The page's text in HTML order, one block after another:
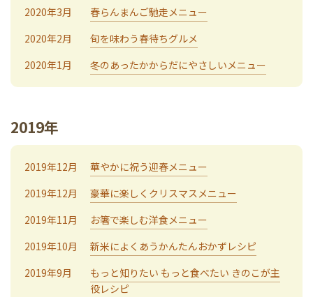
2020年3月
春らんまんご馳走メニュー
2020年2月
旬を味わう春待ちグルメ
2020年1月
冬のあったかからだにやさしいメニュー
2019年
2019年12月
華やかに祝う迎春メニュー
2019年12月
豪華に楽しくクリスマスメニュー
2019年11月
お箸で楽しむ洋食メニュー
2019年10月
新米によくあうかんたんおかずレシピ
2019年9月
もっと知りたい もっと食べたい きのこが主
役レシピ